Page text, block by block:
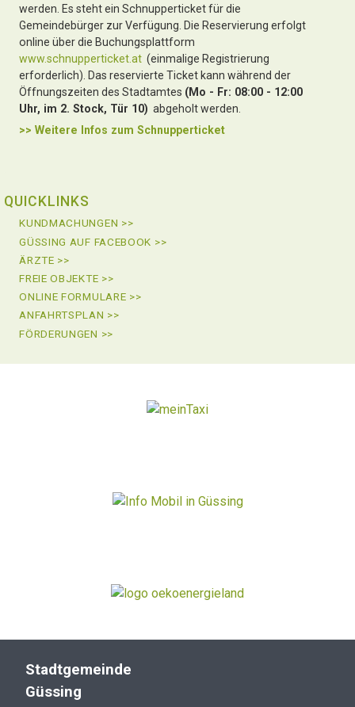
werden. Es steht ein Schnupperticket für die
Gemeindebürger zur Verfügung. Die Reservierung erfolgt
online über die Buchungsplattform
www.schnupperticket.at (einmalige Registrierung
erforderlich). Das reservierte Ticket kann während der
Öffnungszeiten des Stadtamtes (Mo - Fr: 08:00 - 12:00
Uhr, im 2. Stock, Tür 10) abgeholt werden.
>> Weitere Infos zum Schnupperticket
QUICKLINKS
KUNDMACHUNGEN >>
GÜSSING AUF FACEBOOK >>
ÄRZTE >>
FREIE OBJEKTE >>
ONLINE FORMULARE >>
ANFAHRTSPLAN >>
FÖRDERUNGEN >>
Stadtgemeinde
Güssing